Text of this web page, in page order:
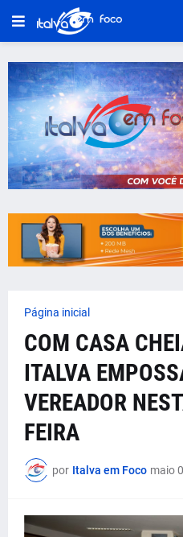
Página inicial
COM CASA
ITALVA
VEREADOR
FEIRA
por Italva em Foco maio